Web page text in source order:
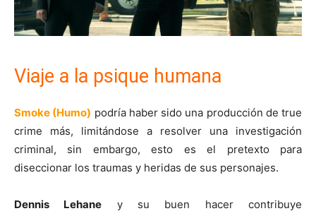
Viaje a la psique humana
Smoke (Humo) podría haber sido una producción de true
crime más, limitándose a resolver una investigación
criminal, sin embargo, esto es el pretexto para
diseccionar los traumas y heridas de sus personajes.
Dennis Lehane y su buen hacer contribuye